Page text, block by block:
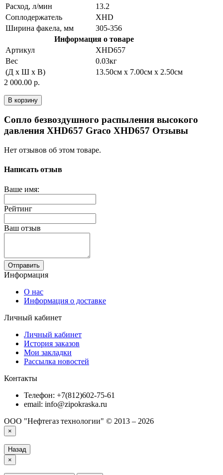
Расход, л/мин
13.2
Соплодержатель
XHD
Ширина факела, мм
305-356
Информация о товаре
Артикул
XHD657
Вес
0.03кг
(Д x Ш x В)
13.50см x 7.00см x 2.50см
2 000.00 р.
В корзину
Сопло безвоздушного распыления высокого
давления XHD657 Graco XHD657 Отзывы
Нет отзывов об этом товаре.
Написать отзыв
Ваше имя:
Рейтинг
Ваш отзыв
Отправить
Информация
О нас
Информация о доставке
Личный кабинет
Личный кабинет
История заказов
Мои закладки
Рассылка новостей
Контакты
Телефон: +7(812)602-75-61
email: info@zipokraska.ru
ООО "Нефтегаз технологии" © 2013 – 2026
×
Назад
×